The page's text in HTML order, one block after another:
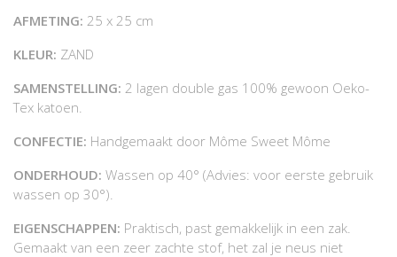
AFMETING: 25 x 25 cm
KLEUR: ZAND
SAMENSTELLING: 2 lagen double gas 100% gewoon Oeko-
Tex katoen.
CONFECTIE: Handgemaakt door Môme Sweet Môme
ONDERHOUD: Wassen op 40° (Advies: voor eerste gebruik
wassen op 30°).
EIGENSCHAPPEN: Praktisch, past gemakkelijk in een zak.
Gemaakt van een zeer zachte stof, het zal je neus niet